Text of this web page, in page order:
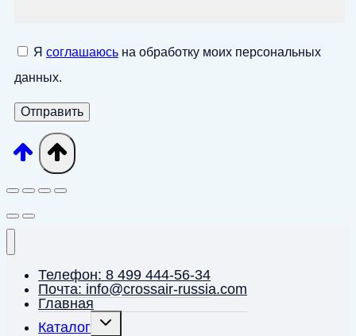
Я соглашаюсь на обработку моих персональных
данных.
Телефон: 8 499 444-56-34
Почта: info@crossair-russia.com
Главная
Каталог
Переключить